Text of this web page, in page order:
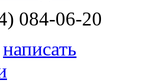
084-06-20
написать